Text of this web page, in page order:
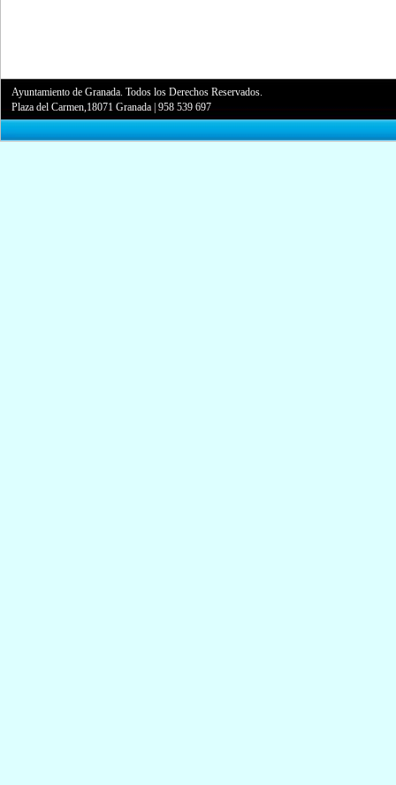
Ayuntamiento de Granada. Todos los Derechos Reservados.
Plaza del Carmen,18071 Granada |958 539 697